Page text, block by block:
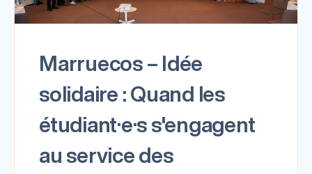
Marruecos – Idée
solidaire : Quand les
étudiant·e·s s'engagent
au service des